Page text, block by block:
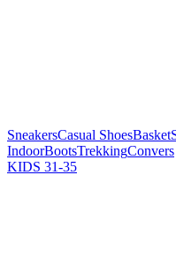
SneakersCasual ShoesBasket
IndoorBootsTrekkingConvers
KIDS 31-35